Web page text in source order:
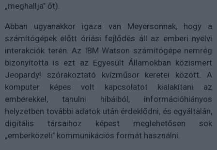
„meghallja" őt).
Abban ugyanakkor igaza van Meyersonnak, hogy a
számítógépek előtt óriási fejlődés áll az emberi nyelvi
interakciók terén. Az IBM Watson számítógépe nemrég
bizonyította is ezt az Egyesült Államokban közismert
Jeopardy! szórakoztató kvízműsor keretei között. A
komputer képes volt kapcsolatot kialakítani az
emberekkel, tanulni hibáiból, információhiányos
helyzetben további adatok után érdeklődni, és egyáltalán,
digitális társaihoz képest meglehetősen sok
„emberközeli" kommunikációs formát használni.